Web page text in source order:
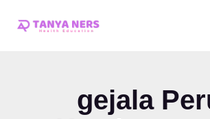
gejala